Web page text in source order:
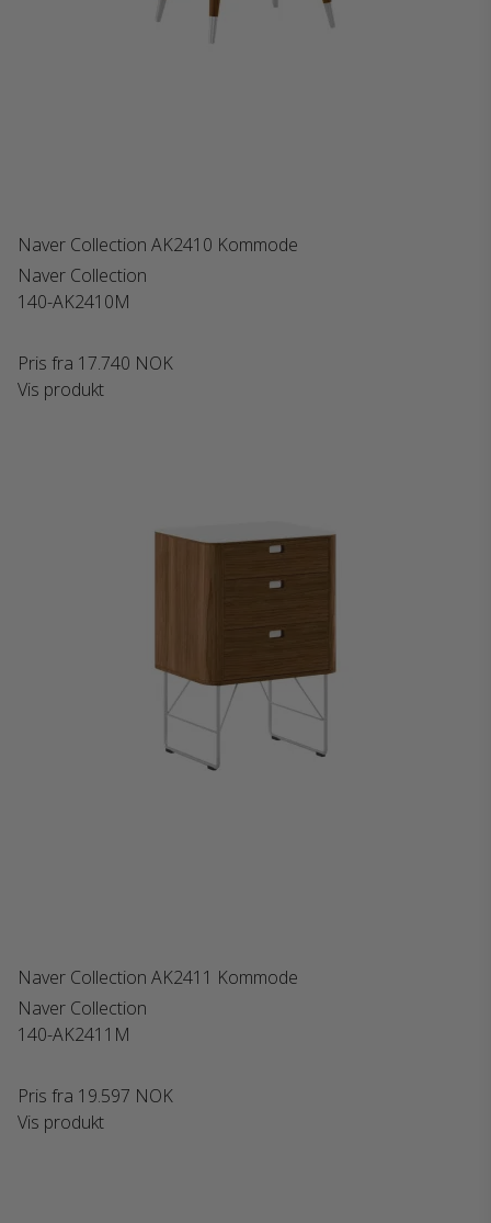
Naver Collection AK2410 Kommode
Naver Collection
140-AK2410M
Pris fra 17.740 NOK
Vis produkt
Naver Collection AK2411 Kommode
Naver Collection
140-AK2411M
Pris fra 19.597 NOK
Vis produkt